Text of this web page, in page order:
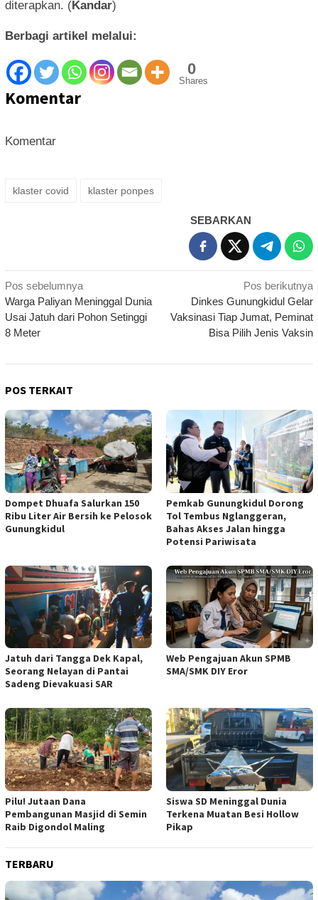
diterapkan. (Kandar)
Berbagi artikel melalui:
0
Shares
Komentar
Komentar
klaster covid klaster ponpes
SEBARKAN
Navigasi
pos
Pos sebelumnya
Warga Paliyan Meninggal Dunia
Usai Jatuh dari Pohon Setinggi
8 Meter
Pos berikutnya
Dinkes Gunungkidul Gelar
Vaksinasi Tiap Jumat, Peminat
Bisa Pilih Jenis Vaksin
POS TERKAIT
Dompet Dhuafa Salurkan 150
Ribu Liter Air Bersih ke Pelosok
Gunungkidul
Pemkab Gunungkidul Dorong
Tol Tembus Nglanggeran,
Bahas Akses Jalan hingga
Potensi Pariwisata
Jatuh dari Tangga Dek Kapal,
Seorang Nelayan di Pantai
Sadeng Dievakuasi SAR
Web Pengajuan Akun SPMB
SMA/SMK DIY Eror
Pilu! Jutaan Dana
Pembangunan Masjid di Semin
Raib Digondol Maling
Siswa SD Meninggal Dunia
Terkena Muatan Besi Hollow
Pikap
TERBARU